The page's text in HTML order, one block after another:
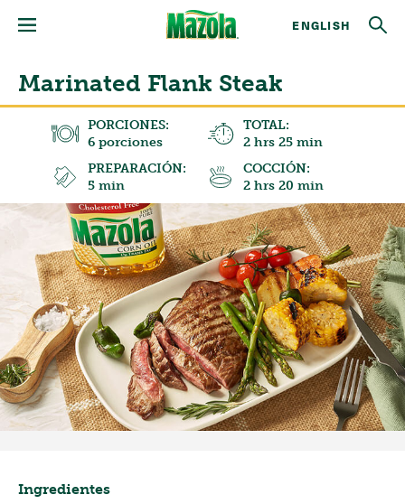
ENGLISH
Marinated Flank Steak
PORCIONES:
6 porciones
TOTAL:
2 hrs 25 min
PREPARACIÓN:
5 min
COCCIÓN:
2 hrs 20 min
Ingredientes